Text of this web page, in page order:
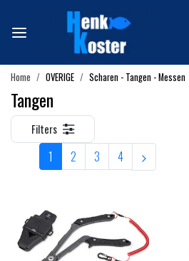
Home OVERIGE Scharen - Tangen - Messen
Tangen
Filters
1 2 3 4